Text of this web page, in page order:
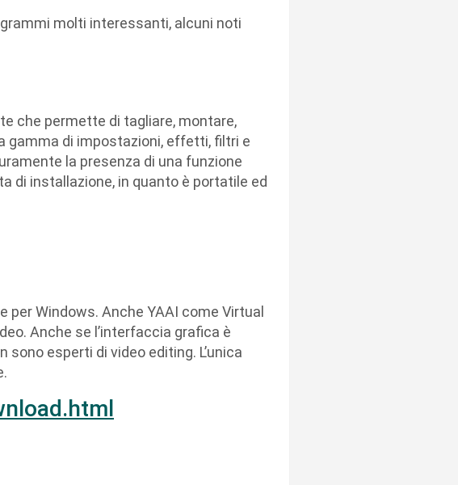
molti interessanti, alcuni noti
che permette di tagliare, montare,
gamma di impostazioni, effetti, filtri e
la presenza di una funzione
di installazione, in quanto è portatile ed
Windows. Anche YAAI come Virtual
Anche se l’interfaccia grafica è
esperti di video editing. L’unica